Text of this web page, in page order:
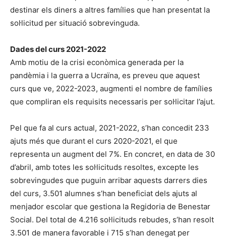
destinar els diners a altres famílies que han presentat la
sol·licitud per situació sobrevinguda.
Dades del curs 2021-2022
Amb motiu de la crisi econòmica generada per la
pandèmia i la guerra a Ucraïna, es preveu que aquest
curs que ve, 2022-2023, augmenti el nombre de famílies
que compliran els requisits necessaris per sol·licitar l’ajut.
Pel que fa al curs actual, 2021-2022, s’han concedit 233
ajuts més que durant el curs 2020-2021, el que
representa un augment del 7%. En concret, en data de 30
d’abril, amb totes les sol·licituds resoltes, excepte les
sobrevingudes que puguin arribar aquests darrers dies
del curs, 3.501 alumnes s’han beneficiat dels ajuts al
menjador escolar que gestiona la Regidoria de Benestar
Social. Del total de 4.216 sol·licituds rebudes, s’han resolt
3.501 de manera favorable i 715 s’han denegat per